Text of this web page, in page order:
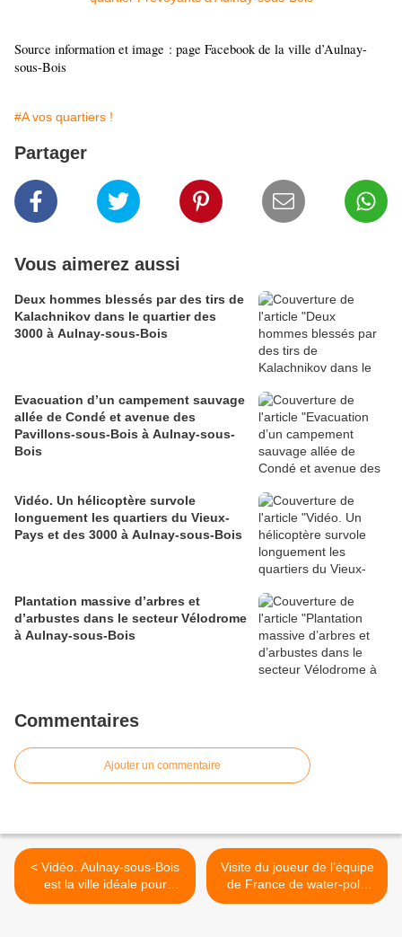
Source information et image : page Facebook de la ville d’Aulnay-
sous-Bois
#A vos quartiers !
Partager
Vous aimerez aussi
Deux hommes blessés par des tirs de
Kalachnikov dans le quartier des
3000 à Aulnay-sous-Bois
Evacuation d’un campement sauvage
allée de Condé et avenue des
Pavillons-sous-Bois à Aulnay-sous-
Bois
Vidéo. Un hélicoptère survole
longuement les quartiers du Vieux-
Pays et des 3000 à Aulnay-sous-Bois
Plantation massive d’arbres et
d’arbustes dans le secteur Vélodrome
à Aulnay-sous-Bois
Commentaires
Ajouter un commentaire
< Vidéo. Aulnay-sous-Bois
est la ville idéale pour
accueillir le nouveau stade
Visite du joueur de l’équipe
de France de water-polo
Rémi Saudadier à l’école